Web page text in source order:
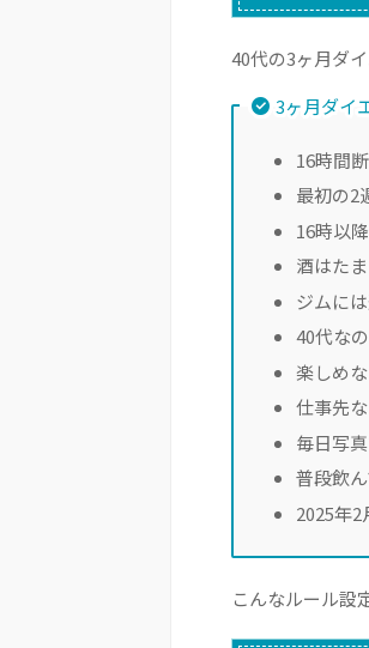
40代の3ヶ月ダ
3ヶ月ダイ
16時間
最初の2
16時以
酒はた
ジムに
40代な
楽しめ
仕事先
毎日写
普段飲
2025年2
こんなルール設